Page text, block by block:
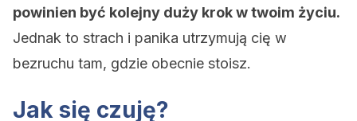
powinien być kolejny duży krok w twoim życiu.
Jednak to strach i panika utrzymują cię w
bezruchu tam, gdzie obecnie stoisz.
Jak się czuję?